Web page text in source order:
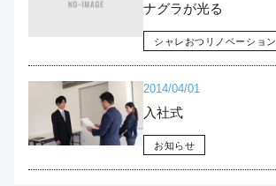
ナグラが光る
シャレおつリノベーション
2014/04/01
入社式
お知らせ